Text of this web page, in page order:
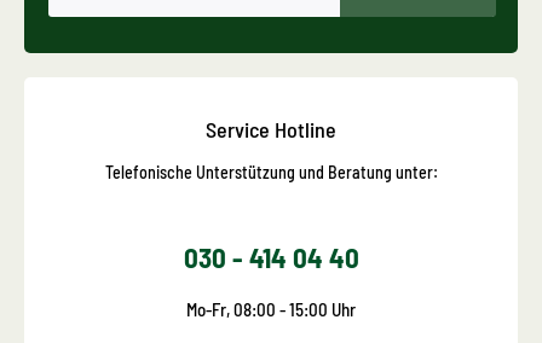
Service Hotline
Telefonische Unterstützung und Beratung unter:
030 - 414 04 40
Mo-Fr, 08:00 - 15:00 Uhr